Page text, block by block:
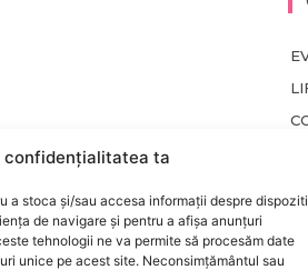
confidențialitatea ta
a stoca și/sau accesa informații despre
de navigare și pentru a afișa anunțuri
tehnologii ne va permite să procesăm date
unice pe acest site. Neconsimțământul sau
pentru micul dejun:
greseli ale diminetii